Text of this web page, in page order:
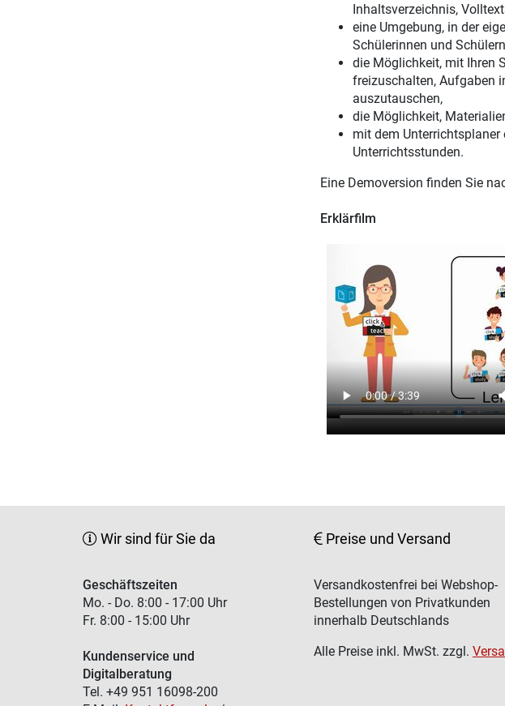
Inhaltsverzeichnis,
eine Umgebung, in der
Schülerinnen und
die Möglichkeit, mit Ihren
freizuschalten, Aufgaben
auszutauschen,
die Möglichkeit,
mit dem
Unterrichtsstunden.
Eine Demoversion finden Sie
Erklärfilm
Wir sind für Sie da
Geschäftszeiten
Mo. - Do. 8:00 - 17:00 Uhr
Fr. 8:00 - 15:00 Uhr
Kundenservice und
Digitalberatung
Tel. +49 951 16098-200
Preise und Versand
Versandkostenfrei bei Webshop-
Bestellungen von Privatkunden
innerhalb Deutschlands
Alle Preise inkl. MwSt. zzgl.